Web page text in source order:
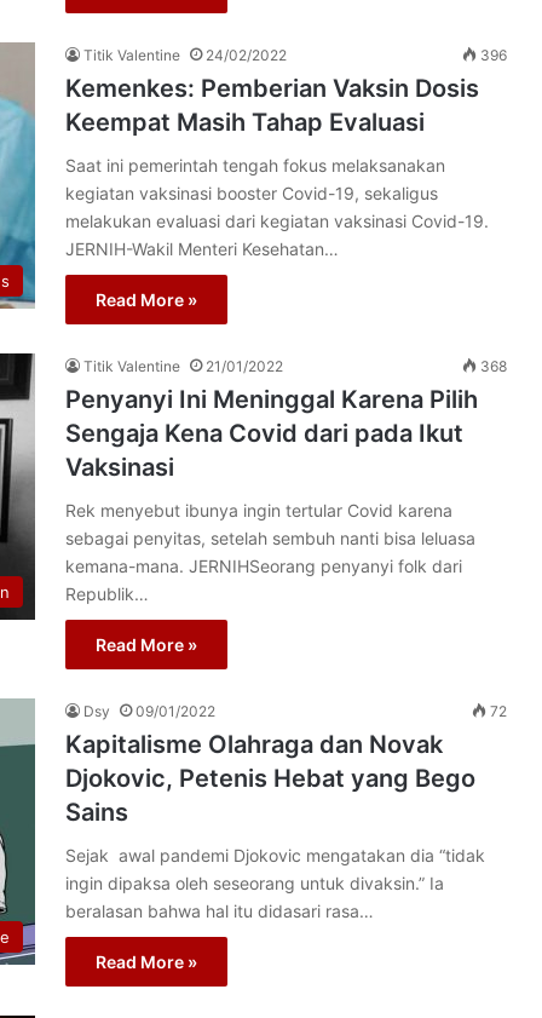
Titik Valentine 24/02/2022 396
Kemenkes: Pemberian Vaksin Dosis
Keempat Masih Tahap Evaluasi
Saat ini pemerintah tengah fokus melaksanakan
kegiatan vaksinasi booster Covid-19, sekaligus
melakukan evaluasi dari kegiatan vaksinasi Covid-19.
JERNIH-Wakil Menteri Kesehatan…
Read More »
Titik Valentine 21/01/2022 368
Penyanyi Ini Meninggal Karena Pilih
Sengaja Kena Covid dari pada Ikut
Vaksinasi
Rek menyebut ibunya ingin tertular Covid karena
sebagai penyitas, setelah sembuh nanti bisa leluasa
kemana-mana. JERNIHSeorang penyanyi folk dari
Republik…
Read More »
Dsy 09/01/2022 72
Kapitalisme Olahraga dan Novak
Djokovic, Petenis Hebat yang Bego
Sains
Sejak awal pandemi Djokovic mengatakan dia “tidak
ingin dipaksa oleh seseorang untuk divaksin.” Ia
beralasan bahwa hal itu didasari rasa…
Read More »